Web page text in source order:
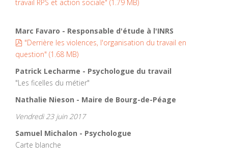
travail RPS et action sociale" (1.79 MB)
Marc Favaro - Responsable d'étude à l'INRS
pdf
"Derrière les violences, l'organisation du travail en
question" (1.68 MB)
Patrick Lecharme - Psychologue du travail
"Les ficelles du métier"
Nathalie Nieson - Maire de Bourg-de-Péage
Vendredi 23 juin 2017
Samuel Michalon - Psychologue
Carte blanche